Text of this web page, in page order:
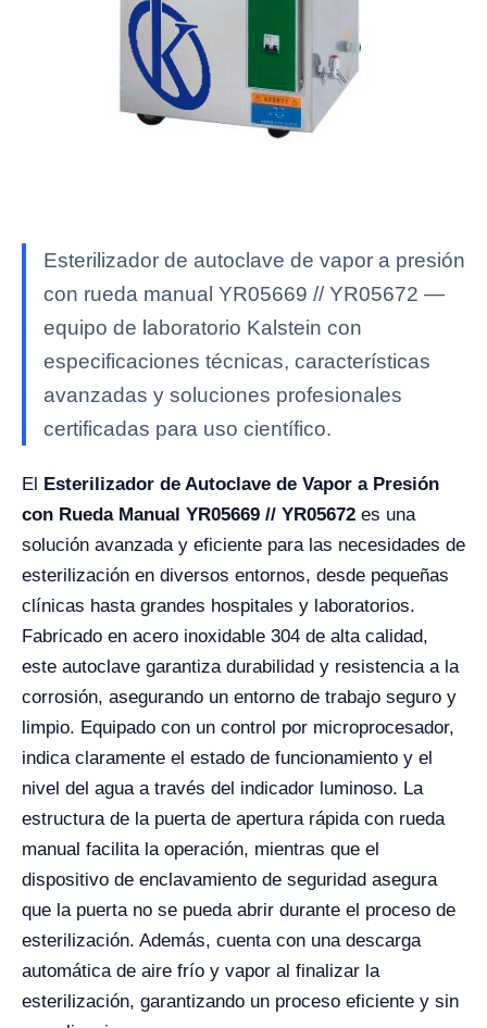
Esterilizador de autoclave de vapor a presión
con rueda manual YR05669 // YR05672 —
equipo de laboratorio Kalstein con
especificaciones técnicas, características
avanzadas y soluciones profesionales
certificadas para uso científico.
El Esterilizador de Autoclave de Vapor a Presión
con Rueda Manual YR05669 // YR05672 es una
solución avanzada y eficiente para las necesidades de
esterilización en diversos entornos, desde pequeñas
clínicas hasta grandes hospitales y laboratorios.
Fabricado en acero inoxidable 304 de alta calidad,
este autoclave garantiza durabilidad y resistencia a la
corrosión, asegurando un entorno de trabajo seguro y
limpio. Equipado con un control por microprocesador,
indica claramente el estado de funcionamiento y el
nivel del agua a través del indicador luminoso. La
estructura de la puerta de apertura rápida con rueda
manual facilita la operación, mientras que el
dispositivo de enclavamiento de seguridad asegura
que la puerta no se pueda abrir durante el proceso de
esterilización. Además, cuenta con una descarga
automática de aire frío y vapor al finalizar la
esterilización, garantizando un proceso eficiente y sin